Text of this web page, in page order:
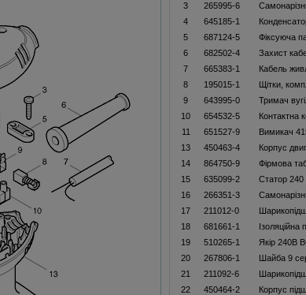
3
265995-6
4
645185-1
5
687124-5 Фіксуюча
6
682502-4 Захист
7
665383-1 Кабель
8
195015-1 Щітки,
9
643995-0 Тримач
10
654532-5 Контактна
11
651527-9 Вимикач
13
450463-4 Корпус
14
864750-9 Фiрмова
15
635099-2 Статор 240
16
266351-3
17
211012-0
18
681661-1
19
510265-1 Якiр 240В
20
267806-1 Шайба 9
21
211092-6
22
450464-2 Корпус